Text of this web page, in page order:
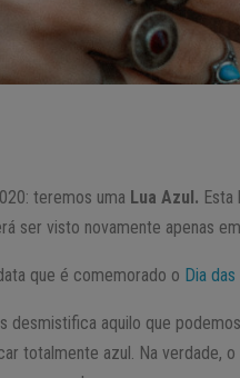
teremos uma Lua Azul.
ser visto novamente apenas
que é comemorado o Dia
desmistifica aquilo que
totalmente azul. Na verdade,